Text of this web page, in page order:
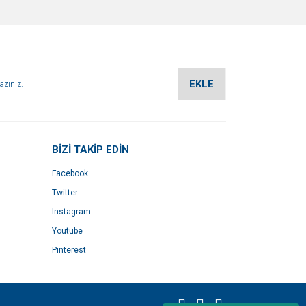
EKLE
BİZİ TAKİP EDİN
Facebook
Twitter
Instagram
Youtube
Pinterest